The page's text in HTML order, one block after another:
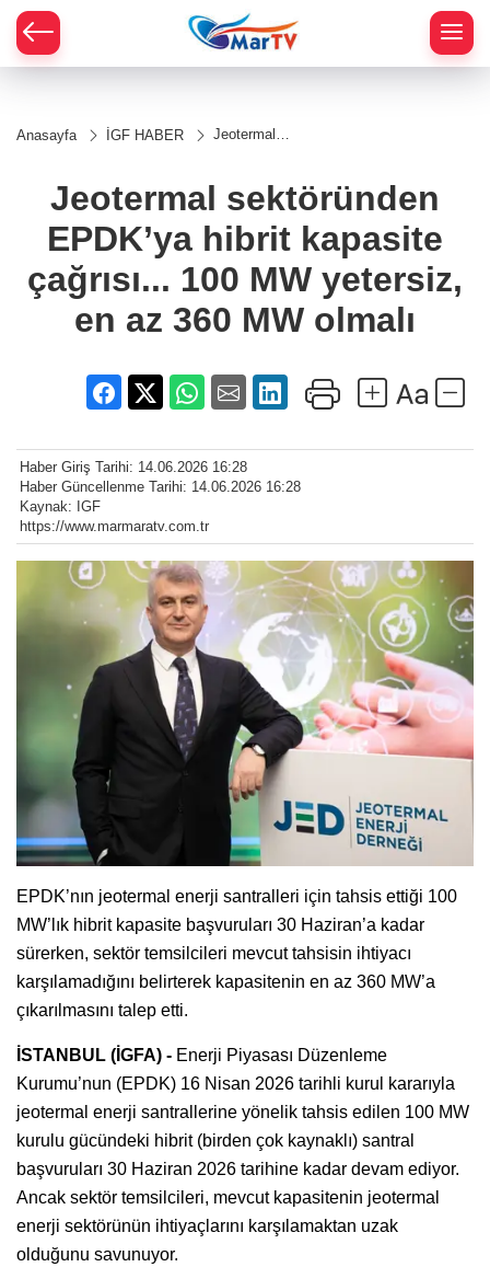
Anasayfa İGF HABER
Jeotermal
hibrit
kapasite
100 MW
yetersiz, en
az 360 MW
olmalı
Jeotermal sektöründen
EPDK’ya hibrit kapasite
çağrısı... 100 MW yetersiz,
en az 360 MW olmalı
Haber Giriş Tarihi: 14.06.2026 16:28
Haber Güncellenme Tarihi: 14.06.2026 16:28
Kaynak: IGF
https://www.marmaratv.com.tr
EPDK’nın jeotermal enerji santralleri için tahsis ettiği 100
MW’lık hibrit kapasite başvuruları 30 Haziran’a kadar
sürerken, sektör temsilcileri mevcut tahsisin ihtiyacı
karşılamadığını belirterek kapasitenin en az 360 MW’a
çıkarılmasını talep etti.
İSTANBUL (İGFA) - Enerji Piyasası Düzenleme
Kurumu’nun (EPDK) 16 Nisan 2026 tarihli kurul kararıyla
jeotermal enerji santrallerine yönelik tahsis edilen 100 MW
kurulu gücündeki hibrit (birden çok kaynaklı) santral
başvuruları 30 Haziran 2026 tarihine kadar devam ediyor.
Ancak sektör temsilcileri, mevcut kapasitenin jeotermal
enerji sektörünün ihtiyaçlarını karşılamaktan uzak
olduğunu savunuyor.